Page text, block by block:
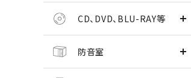
CD、DVD、BLU-RAY等
防音室